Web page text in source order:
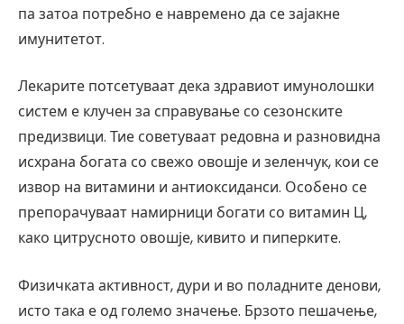
па затоа потребно е навремено да се зајакне
имунитетот.
Лекарите потсетуваат дека здравиот имунолошки
систем е клучен за справување со сезонските
предизвици. Тие советуваат редовна и разновидна
исхрана богата со свежо овошје и зеленчук, кои се
извор на витамини и антиоксиданси. Особено се
препорачуваат намирници богати со витамин Ц,
како цитрусното овошје, кивито и пиперките.
Физичката активност, дури и во поладните денови,
исто така е од големо значење. Брзото пешачење,